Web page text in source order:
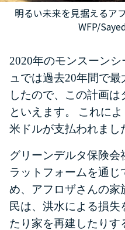
明るい未来を見据えるア
WFP/
2020年のモンスーン
ュでは過去20年間で
したので、この計画
といえます。
これに
米ドルが支払われまし
グリーンデルタ保険
ラットフォームを通じ
め、アフロザさんの家
民は、洪水による損
たり家を再建したりす